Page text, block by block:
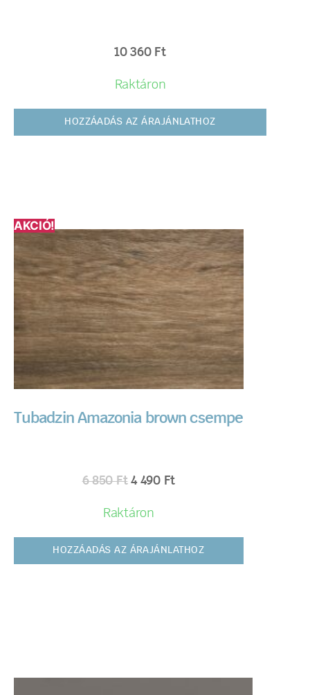
10 360 Ft
Raktáron
HOZZÁADÁS AZ ÁRAJÁNLATHOZ
AKCIÓ!
Tubadzin Amazonia brown csempe
6 850Ft 4 490 Ft
Raktáron
HOZZÁADÁS AZ ÁRAJÁNLATHOZ